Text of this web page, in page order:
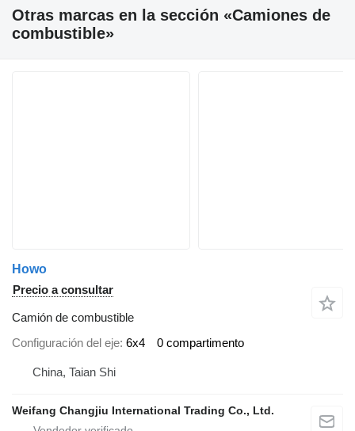
Otras marcas en la sección «Camiones de
combustible»
Howo
Precio a consultar
Camión de combustible
Configuración del eje 6x4 0 compartimento
China, Taian Shi
Weifang Changjiu International Trading Co., Ltd.